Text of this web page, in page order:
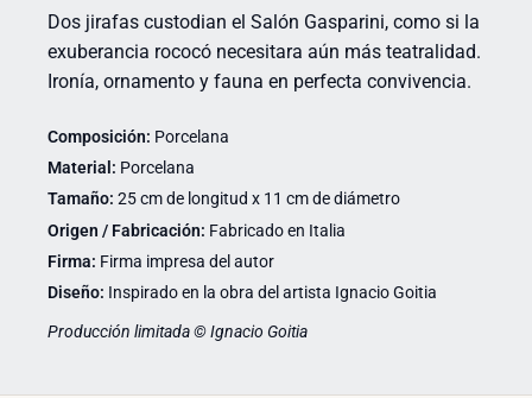
Dos jirafas custodian el Salón Gasparini, como si la
exuberancia rococó necesitara aún más teatralidad.
Ironía, ornamento y fauna en perfecta convivencia.
Composición: Porcelana
Material: Porcelana
Tamaño: 25 cm de longitud x 11 cm de diámetro
Origen / Fabricación: Fabricado en Italia
Firma: Firma impresa del autor
Diseño: Inspirado en la obra del artista Ignacio Goitia
Producción limitada © Ignacio Goitia